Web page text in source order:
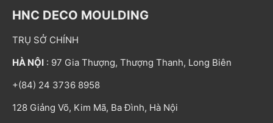
HNC DECO MOULDING
TRỤ SỞ CHÍNH
HÀ NỘI : 97 Gia Thượng, Thượng Thanh, Long Biên
+(84) 24 3736 8958
128 Giảng Võ, Kim Mã, Ba Đình, Hà Nội